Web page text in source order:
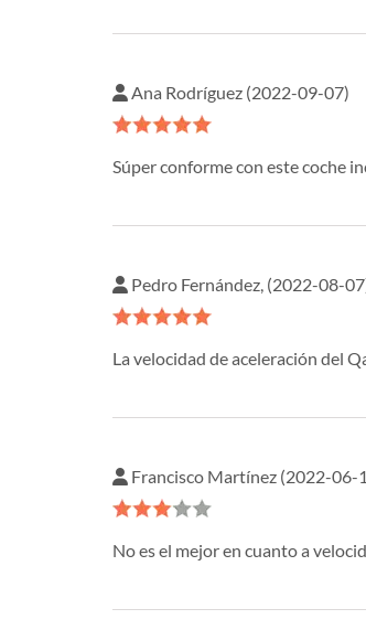
Ana Rodríguez (2022-09-07)
Súper conforme con este coche
Pedro Fernández, (2022-08-
La velocidad de aceleración del
Francisco Martínez (2022-06-
No es el mejor en cuanto a